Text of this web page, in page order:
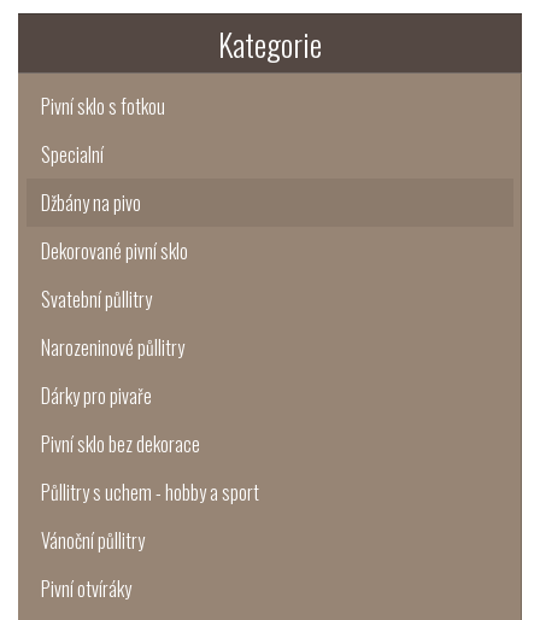
Kategorie
Pivní sklo s fotkou
Specialní
Džbány na pivo
Dekorované pivní sklo
Svatební půllitry
Narozeninové půllitry
Dárky pro pivaře
Pivní sklo bez dekorace
Půllitry s uchem - hobby a sport
Vánoční půllitry
Pivní otvíráky